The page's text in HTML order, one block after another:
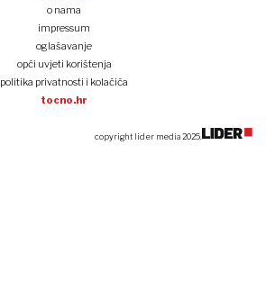
o nama
impressum
oglašavanje
opći uvjeti korištenja
politika privatnosti i kolačića
tocno.hr
copyright lider media 2025.